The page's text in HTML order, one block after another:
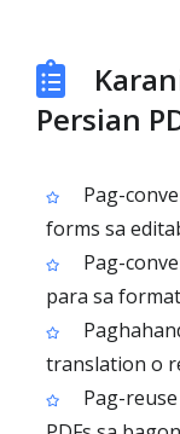
Persian
Pag-
forms sa
Pag-
para sa
translation o
Pag-